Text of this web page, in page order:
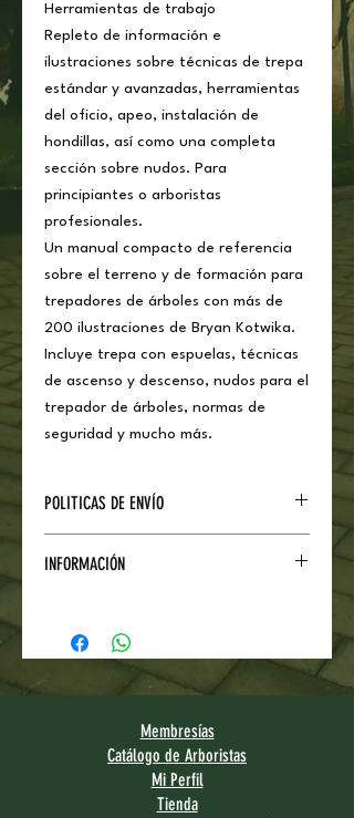
Herramientas de trabajo
Repleto de información e
ilustraciones sobre técnicas de trepa
estándar y avanzadas, herramientas
del oficio, apeo, instalación de
hondillas, así como una completa
sección sobre nudos. Para
principiantes o arboristas
profesionales.
Un manual compacto de referencia
sobre el terreno y de formación para
trepadores de árboles con más de
200 ilustraciones de Bryan Kotwika.
Incluye trepa con espuelas, técnicas
de ascenso y descenso, nudos para el
trepador de árboles, normas de
seguridad y mucho más.
POLITICAS DE ENVÍO
Envío de 3 a 5 días hábiles por
Guanajuato.
INFORMACIÓN
Membresías
Catálogo de Arboristas
Mi Perfil
Tienda